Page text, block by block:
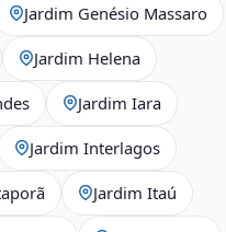
Jardim Genésio Massaro
Jardim Helena
Jardim Iara
Jardim Interlagos
Jardim Itaú